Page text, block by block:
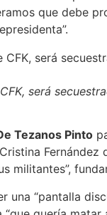
que debe
será
Tezanos Pinto
Fernández
militantes”,
una “pantalla